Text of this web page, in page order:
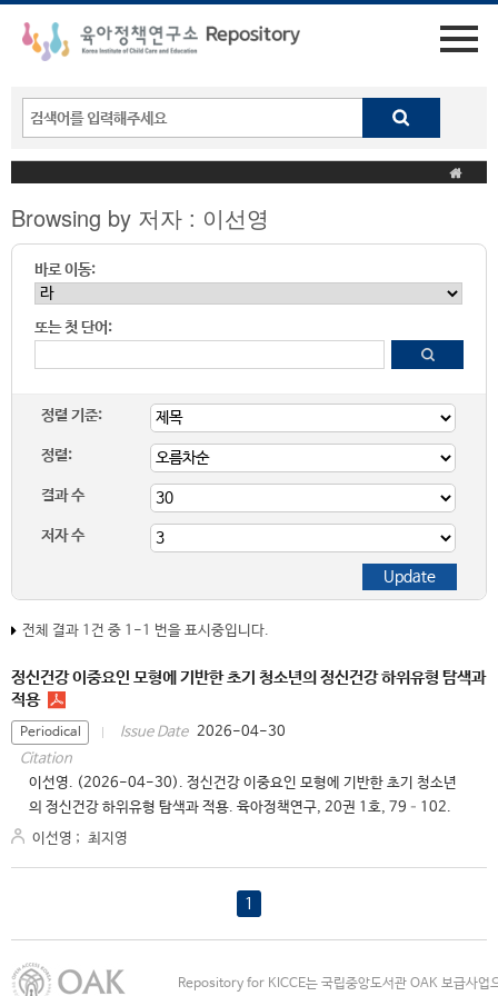
Browsing by 저자 : 이선영
바로 이동:
또는 첫 단어:
정렬 기준:
정렬:
결과 수
저자 수
전체 결과 1건 중 1-1 번을 표시중입니다.
정신건강 이중요인 모형에 기반한 초기 청소년의 정신건강 하위유형 탐색과
적용
Periodical Issue Date 2026-04-30
Citation
이선영. (2026-04-30). 정신건강 이중요인 모형에 기반한 초기 청소년
의 정신건강 하위유형 탐색과 적용. 육아정책연구, 20권 1호, 79–102.
이선영 ; 최지영
1
Repository for KICCE는 국립중앙도서관 OAK 보급사업